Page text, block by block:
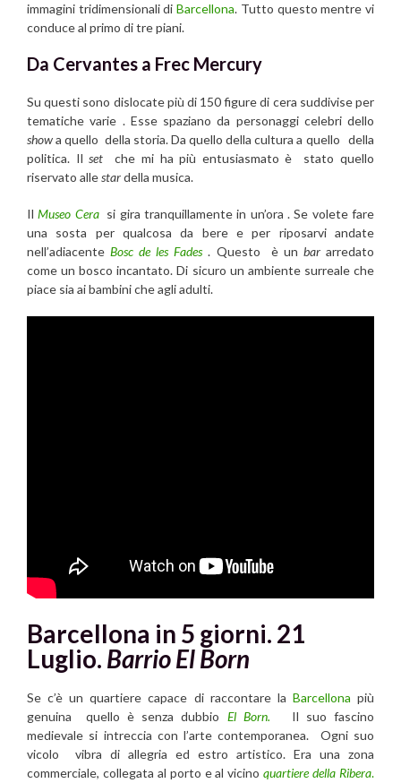
immagini tridimensionali diBarcellona. Tutto questo mentre vi
conduce al primo di tre piani.
Da Cervantes a Frec Mercury
Su questi sono dislocate più di 150 figure di cera suddivise per
tematiche varie . Esse spaziano da personaggi celebri dello
showa quello della storia. Da quello della cultura a quello della
politica. Ilset che mi ha più entusiasmato è stato quello
riservato allestardella musica.
IlMuseo Cera si gira tranquillamente in un’ora . Se volete fare
una sosta per qualcosa da bere e per riposarvi andate
nell’adiacenteBosc de les Fades. Questo è un bararredato
come un bosco incantato. Di sicuro un ambiente surreale che
piace sia ai bambini che agli adulti.
Barcellona in 5 giorni. 21
Luglio. Barrio El Born
Se c’è un quartiere capace di raccontare la Barcellona più
genuina quello è senza dubbio El Born.
Il suo fascino
medievale si intreccia con l’arte contemporanea. Ogni suo
vicolo vibra di allegria ed estro artistico. Era una zona
commerciale, collegata al porto e al vicinoquartiere della Ribera.